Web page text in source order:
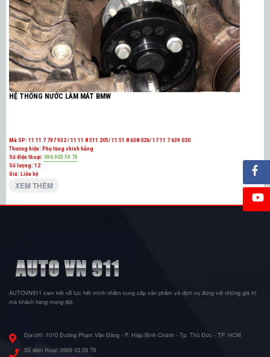
HỆ THỐNG NƯỚC LÀM MÁT BMW
Mã SP: 11 11 7 797 932 / 11 11 8 511 205/ 11 51 8 638 026/ 17 11 7 639 020
Thương hiệu: Phụ tùng chính hãng
Số điện thoại: 096 903 59 79
Số lượng: 12
Giá: Liên hệ
XEM THÊM
AUTOVN911 cam kết nỗ lực hết mình nhằm cung cấp sản phẩm và dịch vụ đúng với những giá trị
mà khách hàng mong đợi.
Địa chỉ: 1010 Đường Phạm Văn Đồng - P. Hiệp Bình Chánh - Tp. Thủ Đức - TP. HCM
Số điện thoại: 0969 03 59 79